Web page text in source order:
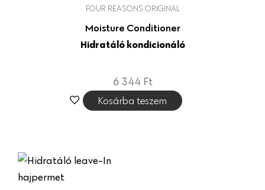
FOUR REASONS ORIGINAL
Moisture Conditioner
Hidratáló kondicionáló
6 344 Ft
Kosárba teszem